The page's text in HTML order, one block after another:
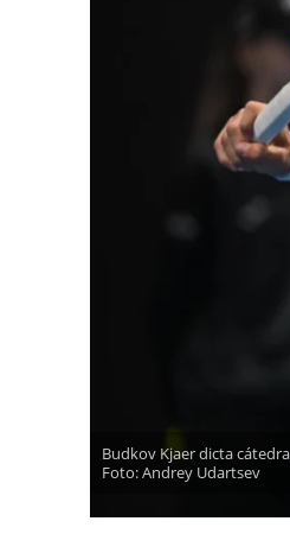
Budkov Kjaer dicta
Foto: Andrey Udartsev